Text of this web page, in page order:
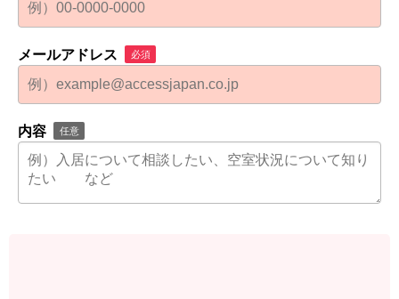
メールアドレス 必須
内容 任意